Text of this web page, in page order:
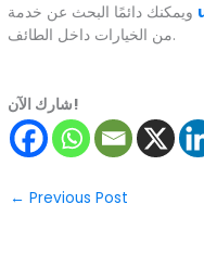
من الخيارات داخل الطائف.
شارك الآن!
← Previous Post